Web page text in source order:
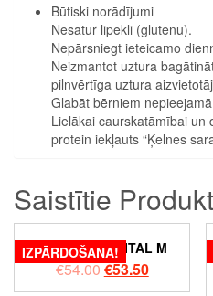
Būtiski norādījumi
Nesatur lipekli (glutēnu).
Nepārsniegt ieteicamo
Neizmantot uztura
pilnvērtīga uztura
Glabāt bērniem
Lielākai caurskatāmībai un
protein iekļauts “Ķelnes
Saistītie
IZPĀRDOŠANA!
ORTHOMOL VITAL M
€54.00€53.50